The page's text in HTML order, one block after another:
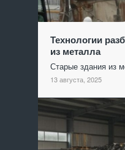
Технологии
из металла
Старые здания из
13 августа, 2025